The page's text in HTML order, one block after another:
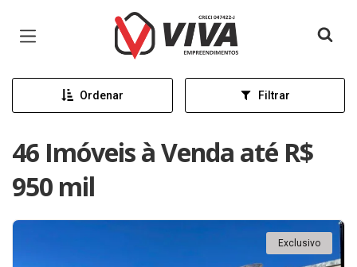
Página inicial
Ordenar Filtrar
46 Imóveis à Venda até R$
950 mil
Exclusivo